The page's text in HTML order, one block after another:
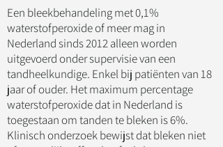
Een bleekbehandeling met 0,1%
waterstofperoxide of meer mag in
Nederland sinds 2012 alleen worden
uitgevoerd onder supervisie van een
tandheelkundige. Enkel bij patiënten van 18
jaar of ouder. Het maximum percentage
waterstofperoxide dat in Nederland is
toegestaan om tanden te bleken is 6%.
Klinisch onderzoek bewijst dat bleken niet